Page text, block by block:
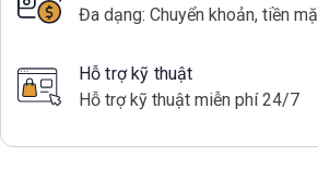
Đa dạng: Chuyển khoản, tiền
Hỗ trợ kỹ thuật
Hỗ trợ kỹ thuật miễn phí 24/7